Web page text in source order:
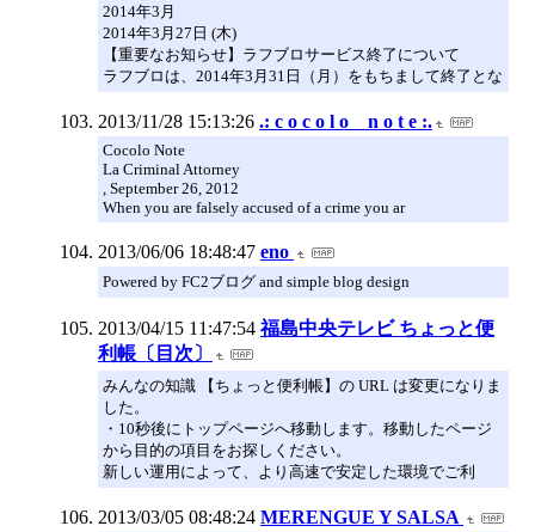
2014年3月
2014年3月27日 (木)
【重要なお知らせ】ラフブロサービス終了について
ラフブロは、2014年3月31日（月）をもちまして終了とな
2013/11/28 15:13:26 .: c o c o l o n o t e :.
Cocolo Note
La Criminal Attorney
, September 26, 2012
When you are falsely accused of a crime you ar
2013/06/06 18:48:47 eno
Powered by FC2ブログ and simple blog design
2013/04/15 11:47:54 福島中央テレビ ちょっと便
利帳〔目次〕
みんなの知識 【ちょっと便利帳】の URL は変更になりま
した。
・10秒後にトップページへ移動します。移動したページ
から目的の項目をお探しください。
新しい運用によって、より高速で安定した環境でご利
2013/03/05 08:48:24 MERENGUE Y SALSA